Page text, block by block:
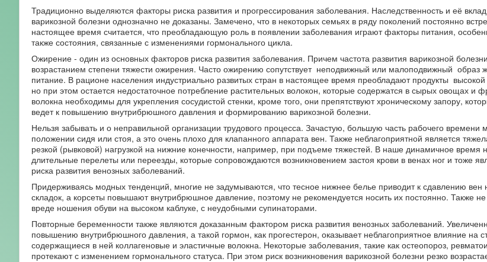
Традиционно выделяются факторы риска развития и прогрессирования заболевания. Наследственность и её
варикозной болезни однозначно не доказаны. Замечено, что в некоторых семьях в ряду поколений постоянно
настоящее время считается, что преобладающую роль в появлении заболевания играют факторы питания,
также состояния, связанные с изменениями гормонального цикла.
Ожирение - один из основных факторов риска развития заболевания. Причем частота развития варикозной
возрастанием степени тяжести ожирения. Часто ожирению сопутствует неподвижный или малоподвижный образ
питание. В рационе населения индустриально развитых стран в настоящее время преобладают продукты высокой
но при этом остается недостаточное потребление растительных волокон, которые содержатся в сырых овощах и
волокна необходимы для укрепления сосудистой стенки, кроме того, они препятствуют хроническому запору,
ведет к повышению внутрибрюшного давления и формированию варикозной болезни.
Нельзя забывать и о неправильной организации трудового процесса. Зачастую, большую часть рабочего времени
положении сидя или стоя, а это очень плохо для клапанного аппарата вен. Также неблагоприятной является
резкой (рывковой) нагрузкой на нижние конечности, например, при подъеме тяжестей. В наше динамичное время
длительные перелеты или переезды, которые сопровождаются возникновением застоя крови в венах ног и тоже
риска развития венозных заболеваний.
Придерживаясь модных тенденций, многие не задумываются, что тесное нижнее белье приводит к сдавлению вен
складок, а корсеты повышают внутрибрюшное давление, поэтому не рекомендуется носить их постоянно. Также не
вреде ношения обуви на высоком каблуке, с неудобными супинаторами.
Повторные беременности также являются доказанным фактором риска развития венозных заболеваний.
повышению внутрибрюшного давления, а такой гормон, как прогестерон, оказывает неблагоприятное влияние на
содержащиеся в ней коллагеновые и эластичные волокна. Некоторые заболевания, такие как остеопороз,
протекают с изменением гормонального статуса. При этом риск возникновения варикозной болезни резко